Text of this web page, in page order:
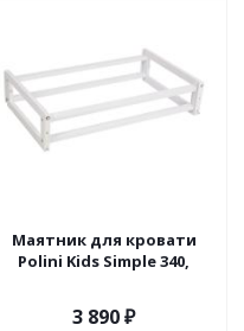
Маятник для кровати
Polini Kids Simple 340,
3 890₽